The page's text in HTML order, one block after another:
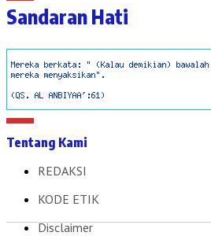
Sandaran Hati
Tentang Kami
REDAKSI
KODE ETIK
Disclaimer